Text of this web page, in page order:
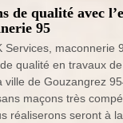
de qualité avec
95
Services, maconnerie
qualité en travaux
ville de Gouzangrez
maçons très
réaliserons seront à